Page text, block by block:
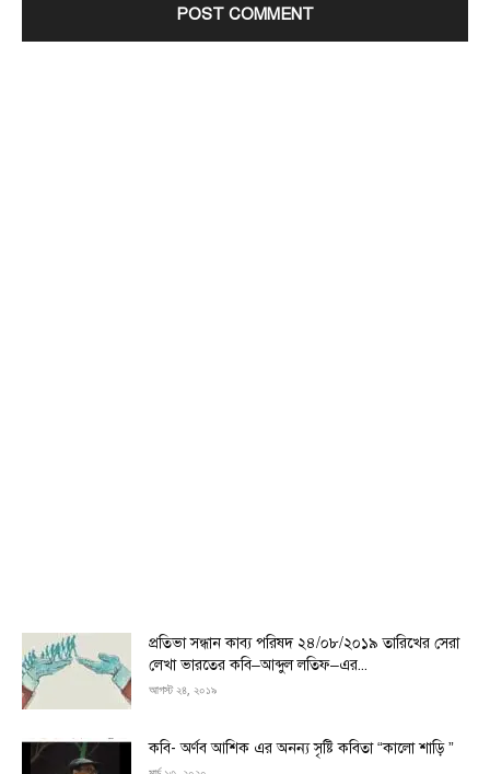
প্রতিভা সন্ধান কাব্য পরিষদ ২৪/০৮/২০১৯ তারিখের সেরা
লেখা ভারতের কবি–আব্দুল লতিফ–এর...
আগস্ট ২৪, ২০১৯
কবি- অর্ণব আশিক এর অনন্য সৃষ্টি কবিতা “কালো শাড়ি ”